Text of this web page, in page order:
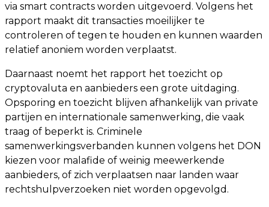
via smart contracts worden uitgevoerd. Volgens het
rapport maakt dit transacties moeilijker te
controleren of tegen te houden en kunnen waarden
relatief anoniem worden verplaatst.
Daarnaast noemt het rapport het toezicht op
cryptovaluta en aanbieders een grote uitdaging.
Opsporing en toezicht blijven afhankelijk van private
partijen en internationale samenwerking, die vaak
traag of beperkt is. Criminele
samenwerkingsverbanden kunnen volgens het DON
kiezen voor malafide of weinig meewerkende
aanbieders, of zich verplaatsen naar landen waar
rechtshulpverzoeken niet worden opgevolgd.